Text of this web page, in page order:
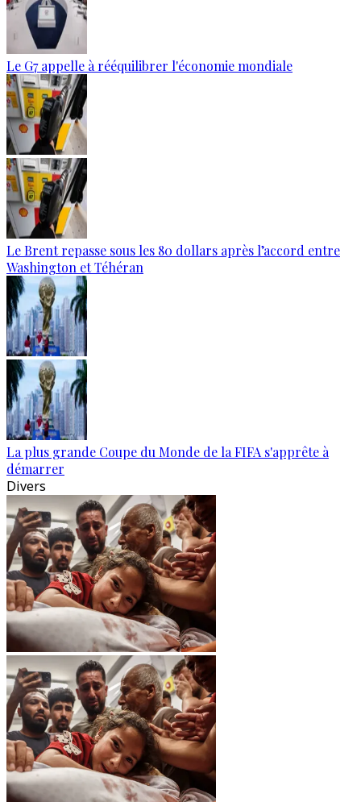
Le G7 appelle à rééquilibrer l'économie mondiale
Le Brent repasse sous les 80 dollars après l’accord entre
Washington et Téhéran
La plus grande Coupe du Monde de la FIFA s'apprête à
démarrer
Divers